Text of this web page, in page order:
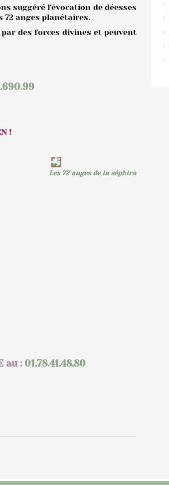
suggéré l'évocation de déesses
72 anges planétaires.
des forces divines et peuvent
!
Les 72 anges de la séphira
au : 01.78.41.48.80